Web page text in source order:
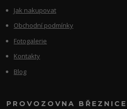
Jak nakupovat
Obchodní podmínky
Fotogalerie
Kontakty
Blog
PROVOZOVNA BŘEZNICE